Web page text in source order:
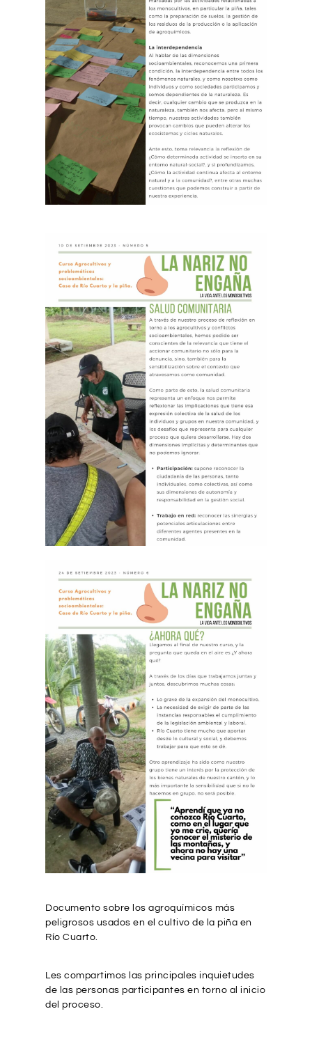
Documento sobre los agroquímicos más
peligrosos usados en el cultivo de la piña en
Río Cuarto.
Les compartimos las principales inquietudes
de las personas participantes en torno al inicio
del proceso.